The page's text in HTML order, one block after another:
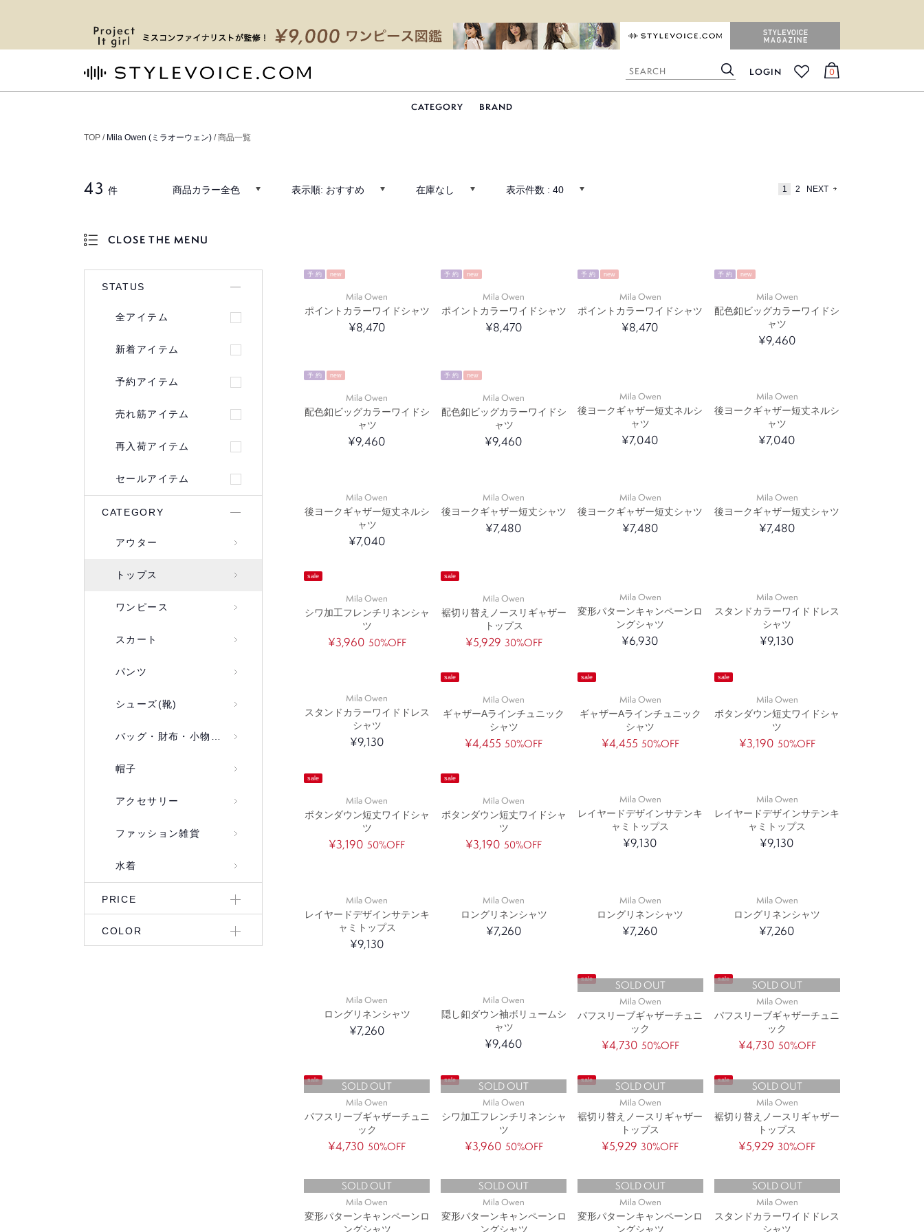
検
索
LOGIN
0
CATEGORY BRAND
TOP / Mila Owen (ミラオーウェン) / 商品一覧
43 件 商品カラー全色 表示順: おすすめ 在庫なし 表示件数 :40 1 2 NEXT
CLOSE THE MENU
STATUS
全アイテム
新着アイテム
予約アイテム
売れ筋アイテム
再入荷アイテム
セールアイテム
CATEGORY
アウター
トップス
ワンピース
スカート
パンツ
シューズ(靴)
バッグ・財布・小物入れ
帽子
アクセサリー
ファッション雑貨
水着
PRICE
COLOR
予 約 new
Mila Owen
ポイントカラーワイドシャツ
¥8,470
予 約 new
Mila Owen
ポイントカラーワイドシャツ
¥8,470
予 約 new
Mila Owen
ポイントカラーワイドシャツ
¥8,470
予 約 new
Mila Owen
配色釦ビッグカラーワイドシ
ャツ
¥9,460
予 約 new
Mila Owen
配色釦ビッグカラーワイドシ
ャツ
¥9,460
予 約 new
Mila Owen
配色釦ビッグカラーワイドシ
ャツ
¥9,460
Mila Owen
後ヨークギャザー短丈ネルシ
ャツ
¥7,040
Mila Owen
後ヨークギャザー短丈ネルシ
ャツ
¥7,040
Mila Owen
後ヨークギャザー短丈ネルシ
ャツ
¥7,040
Mila Owen
後ヨークギャザー短丈シャツ
¥7,480
Mila Owen
後ヨークギャザー短丈シャツ
¥7,480
Mila Owen
後ヨークギャザー短丈シャツ
¥7,480
sale
Mila Owen
シワ加工フレンチリネンシャ
ツ
¥3,960 50%OFF
sale
Mila Owen
裾切り替えノースリギャザー
トップス
¥5,929 30%OFF
Mila Owen
変形パターンキャンペーンロ
ングシャツ
¥6,930
Mila Owen
スタンドカラーワイドドレス
シャツ
¥9,130
Mila Owen
スタンドカラーワイドドレス
シャツ
¥9,130
sale
Mila Owen
ギャザーAラインチュニック
シャツ
¥4,455 50%OFF
sale
Mila Owen
ギャザーAラインチュニック
シャツ
¥4,455 50%OFF
sale
Mila Owen
ボタンダウン短丈ワイドシャ
ツ
¥3,190 50%OFF
sale
Mila Owen
ボタンダウン短丈ワイドシャ
ツ
¥3,190 50%OFF
sale
Mila Owen
ボタンダウン短丈ワイドシャ
ツ
¥3,190 50%OFF
Mila Owen
レイヤードデザインサテンキ
ャミトップス
¥9,130
Mila Owen
レイヤードデザインサテンキ
ャミトップス
¥9,130
Mila Owen
レイヤードデザインサテンキ
ャミトップス
¥9,130
Mila Owen
ロングリネンシャツ
¥7,260
Mila Owen
ロングリネンシャツ
¥7,260
Mila Owen
ロングリネンシャツ
¥7,260
Mila Owen
ロングリネンシャツ
¥7,260
Mila Owen
隠し釦ダウン袖ボリュームシ
ャツ
¥9,460
sale SOLD OUT
Mila Owen
パフスリーブギャザーチュニ
ック
¥4,730 50%OFF
sale SOLD OUT
Mila Owen
パフスリーブギャザーチュニ
ック
¥4,730 50%OFF
sale SOLD OUT
Mila Owen
パフスリーブギャザーチュニ
ック
¥4,730 50%OFF
sale SOLD OUT
Mila Owen
シワ加工フレンチリネンシャ
ツ
¥3,960 50%OFF
sale SOLD OUT
Mila Owen
裾切り替えノースリギャザー
トップス
¥5,929 30%OFF
sale SOLD OUT
Mila Owen
裾切り替えノースリギャザー
トップス
¥5,929 30%OFF
SOLD OUT
Mila Owen
変形パターンキャンペーンロ
ングシャツ
SOLD OUT
Mila Owen
変形パターンキャンペーンロ
ングシャツ
SOLD OUT
Mila Owen
変形パターンキャンペーンロ
ングシャツ
SOLD OUT
Mila Owen
スタンドカラーワイドドレス
シャツ